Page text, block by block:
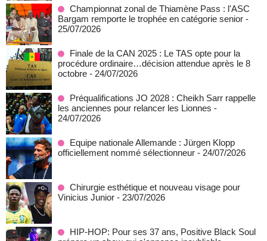
Championnat zonal de Thiamène Pass : l'ASC
Bargam remporte le trophée en catégorie senior -
25/07/2026
Finale de la CAN 2025 : Le TAS opte pour la
procédure ordinaire…décision attendue après le 8
octobre - 24/07/2026
Préqualifications JO 2028 : Cheikh Sarr rappelle
les anciennes pour relancer les Lionnes -
24/07/2026
Equipe nationale Allemande : Jürgen Klopp
officiellement nommé sélectionneur - 24/07/2026
Chirurgie esthétique et nouveau visage pour
Vinicius Junior - 23/07/2026
HIP-HOP: Pour ses 37 ans, Positive Black Soul